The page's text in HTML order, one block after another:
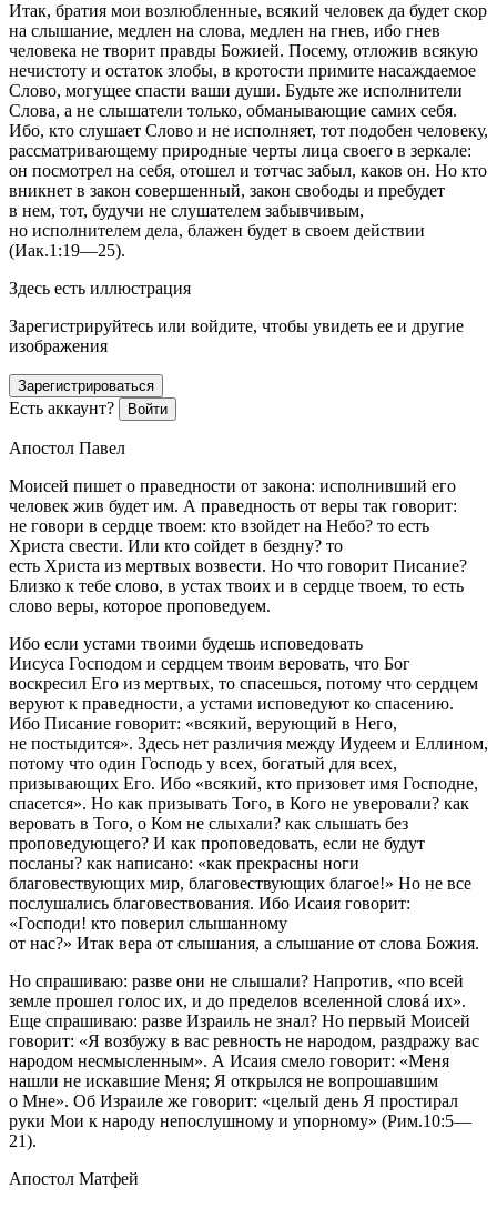
Итак, братия мои возлюбленные, всякий человек да будет скор
на слышание, медлен на слова, медлен на гнев, ибо гнев
человека не творит правды Божией. Посему, отложив всякую
нечистоту и остаток злобы, в кротости примите насаждаемое
Слово, могущее спасти ваши души. Будьте же исполнители
Слова, а не слышатели только, обманывающие самих себя.
Ибо, кто слушает Слово и не исполняет, тот подобен человеку,
рассматривающему природные черты лица своего в зеркале:
он посмотрел на себя, отошел и тотчас забыл, каков он. Но кто
вникнет в закон совершенный, закон свободы и пребудет
в нем, тот, будучи не слушателем забывчивым,
но исполнителем дела, блажен будет в своем действии
(Иак.1:19—25).
Здесь есть иллюстрация
Зарегистрируйтесь или войдите, чтобы увидеть ее и другие
изображения
Зарегистрироваться
Есть аккаунт? Войти
Апостол Павел
Моисей пишет о праведности от закона: исполнивший его
человек жив будет им. А праведность от веры так говорит:
не говори в сердце твоем: кто взойдет на Небо? то есть
Христа свести. Или кто сойдет в бездну? то
есть Христа из мертвых возвести. Но что говорит Писание?
Близко к тебе слово, в устах твоих и в сердце твоем, то есть
слово веры, которое проповедуем.
Ибо если устами твоими будешь исповедовать
Иисуса Господом и сердцем твоим веровать, что Бог
воскресил Его из мертвых, то спасешься, потому что сердцем
веруют к праведности, а устами исповедуют ко спасению.
Ибо Писание говорит: «всякий, верующий в Него,
не постыдится». Здесь нет различия между Иудеем и Еллином,
потому что один Господь у всех, богатый для всех,
призывающих Его. Ибо «всякий, кто призовет имя Господне,
спасется». Но как призывать Того, в Кого не уверовали? как
веровать в Того, о Ком не слыхали? как слышать без
проповедующего? И как проповедовать, если не будут
посланы? как написано: «как прекрасны ноги
благовествующих мир, благовествующих благое!» Но не все
послушались благовествования. Ибо Исаия говорит:
«Господи! кто поверил слышанному
от нас?» Итак вера от слышания, а слышание от слова Божия.
Но спрашиваю: разве они не слышали? Напротив, «по всей
земле прошел голос их, и до пределов вселенной словá их».
Еще спрашиваю: разве Израиль не знал? Но первый Моисей
говорит: «Я возбужу в вас ревность не народом, раздражу вас
народом несмысленным». А Исаия смело говорит: «Меня
нашли не искавшие Меня; Я открылся не вопрошавшим
о Мне». Об Израиле же говорит: «целый день Я простирал
руки Мои к народу непослушному и упорному» (Рим.10:5—
21).
Апостол Матфей